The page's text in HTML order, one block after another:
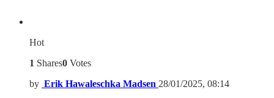
Hot
1 Shares0 Votes
by Erik Hawaleschka Madsen 28/01/2025, 08:14